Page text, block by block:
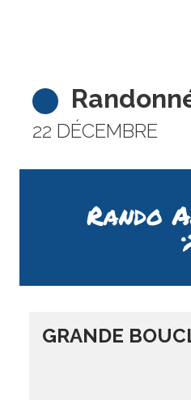
22 DÉCEMBRE
Rando
GRANDE